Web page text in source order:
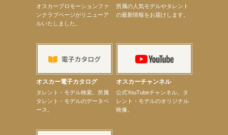
【井頭愛海】『小さなお葬式』TV-CM出演！
【定本楓馬】WEB DIGVII 連載企画『東京23時』に登場！
【髙橋ひかる】7月雑誌掲載情報
【elfin’】【小倉舞子】8月9日（日）「MxM’s produce event vol.14」に出演決定！
【elfin’】【辻美優】8月28日（金）「辻美優(elfin’)グレイテスト・ショー」に出演決定！
【elfin’】9月27日（日）「Beauty Voice Theater Reboot Vol.3」開催決定！
【本田紗来】「Ray」9月号発売中！
オスカープロモーションファ
ンクラブページがリニューア
ルいたしました。
所属の人気モデルやタレント
の最新情報をお届けします。
オスカー電子カタログ
タレント・モデル検索。所属
タレント・モデルのデータベ
ース。
オスカーチャンネル
公式YouTubeチャンネル。タ
レント・モデルのオリジナル
映像。